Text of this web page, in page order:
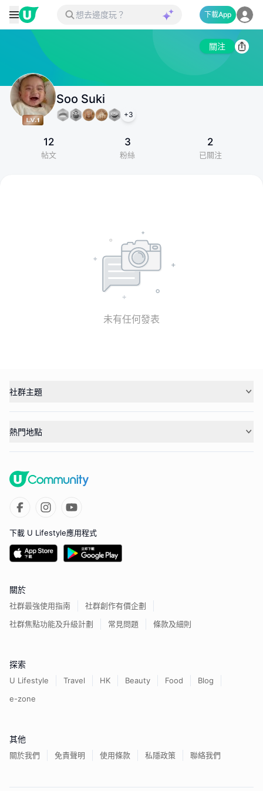
下載App
關注
Soo Suki
+3
12
帖文
3
粉絲
2
已關注
未有任何發表
社群主題
熱門地點
下載 U Lifestyle應用程式
關於
社群最強使用指南
社群創作有價企劃
社群焦點功能及升級計劃
常見問題 條款及細則
探索
U Lifestyle Travel HK Beauty Food
Blog
e-zone
其他
關於我們 免責聲明 使用條款 私隱政策 聯絡我們